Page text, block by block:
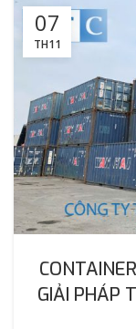
07
TH11
GIẢI PHÁP